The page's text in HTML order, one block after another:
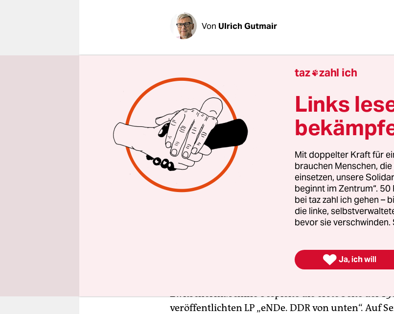
Von Ulrich Gutmair
Punk war für Cornelia Schleime das Zerbrechen
war Musik für die Malerin ein alternatives
Grund, überhaupt eine Band zu machen, war,
Ausstellung, die wir noch während des Studiums
Ausstellungsverbot bekamen. Da haben wir uns
wir denn in der DDR noch für eine Zukunft, wenn
ausstellen dürfen? Du willst ja mit deinen
außen. Das Medium Musik war genau richtig,
und Platz zu verschaffen“, erzählte Schleime
Bert Papenfuß vor einigen Jahren.
Mit ihrem Malerkollegen Ralf Kerbach, der eine
einer Band, die mal
Schwarz-Weiß und mal ganz anders. Unter dem
Zwitschermaschine bespielte die erste Seite der
veröffentlichten LP „eNDe. DDR von unten“. Auf
taz zahl ich
Links
Mit doppelter Kraft für
brauchen Menschen,
einsetzen, unsere
beginnt im Zentrum“.
bei taz zahl ich gehen –
die linke,
bevor sie verschwinden.
 Ja, ich will